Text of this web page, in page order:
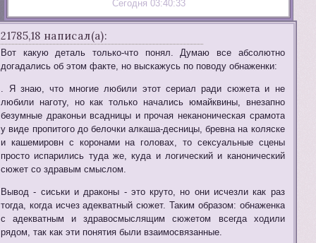
Сегодня 03:40:33
21785,18 написал(а):
Вот какую деталь только-что понял. Думаю все абсолютно
догадались об этом факте, но выскажусь по поводу обнаженки:
. Я знаю, что многие любили этот сериал ради сюжета и не
любили наготу, но как только начались юмайквины, внезапно
безумные драконьи всадницы и прочая неканоническая срамота
у виде пропитого до белочки алкаша-десницы, бревна на коляске
и кашемировн с коронами на головах, то сексуальные сцены
просто испарились туда же, куда и логический и канонический
сюжет со здравым смыслом.
Вывод - сиськи и драконы - это круто, но они исчезли как раз
тогда, когда исчез адекватный сюжет. Таким образом: обнаженка
с адекватным и здравосмыслящим сюжетом всегда ходили
рядом, так как эти понятия были взаимосвязанные.